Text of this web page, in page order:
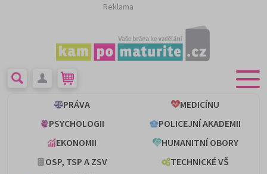
Reklama
PRÁVA
MEDICÍNU
PSYCHOLOGII
POLICEJNÍ AKADEMII
EKONOMII
HUMANITNÍ OBORY
OSP, TSP A ZSV
TECHNICKÉ VŠ